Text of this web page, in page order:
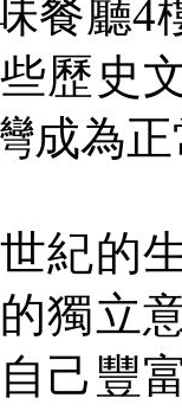
餐廳4
歷史
成為
紀的
獨立
己豐